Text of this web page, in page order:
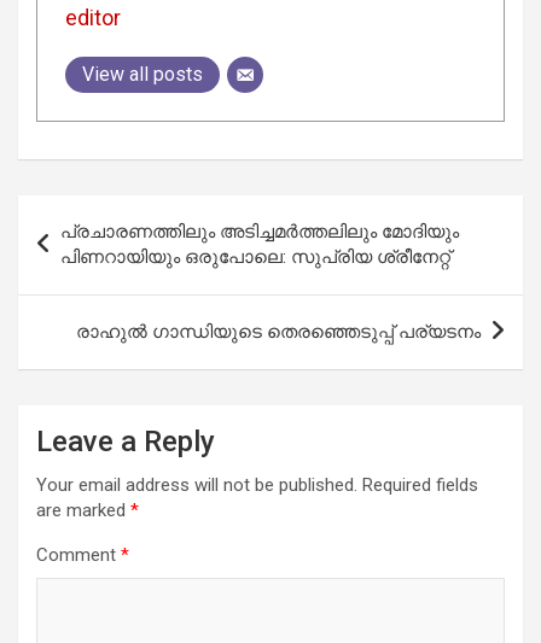
editor
View all posts
navigation
പ്രചാരണത്തിലും അടിച്ചമര്‍ത്തലിലും മോദിയും
പിണറായിയും ഒരുപോലെ: സുപ്രിയ ശ്രീനേറ്റ്
രാഹുൽ ഗാന്ധിയുടെ തെരഞ്ഞെടുപ്പ് പര്യടനം
Leave a Reply
Your email address will not be published. Required fields
are marked *
Comment *